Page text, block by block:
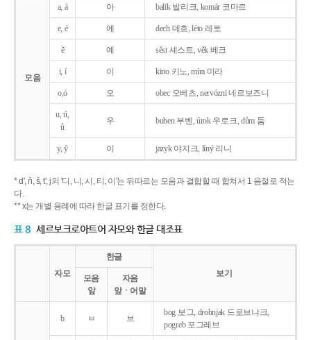
모음
a, á 아 balík 발리크, komár 코마르
e, é 에 dech 데흐, léto 레토
ě 예 sěst 셰스트, věk 베크
i, í 이 kino 키노, míra 미라
o,ó 오 obec 오베츠, nervózni 네르보즈니
u, ú,
ů
우 buben 부벤, úrok 우로크, dům 둠
y, ý 이 jazyk야지크, líný 리니
* d', ň, š, t', j의 '디, 니, 시, 티, 이'는 뒤따르는 모음과 결합할 때 합쳐서 1 음절로 적는
다.
** x는 개별 용례에 따라 한글 표기를 정한다.
표 8 세르보크로아트어 자모와 한글 대조표
자모
한글
보기
모음
앞
자음
앞ㆍ어말
b ㅂ 브
bog 보그, drobnjak 드로브냐크,
pogreb 포그레브